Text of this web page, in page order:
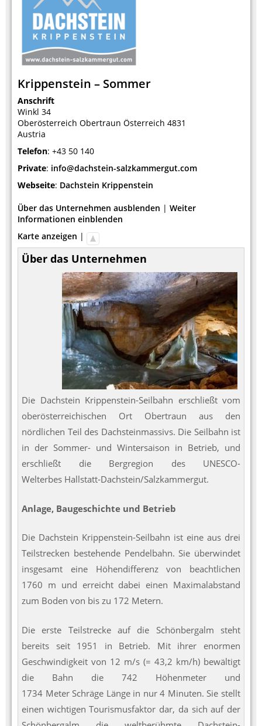
Krippenstein – Sommer
Anschrift
Winkl 34
Oberösterreich Obertraun Österreich 4831
Austria
Telefon: +43 50 140
Private: info@dachstein-salzkammergut.com
Webseite: Dachstein Krippenstein
Über das Unternehmen ausblenden | Weiter
Informationen einblenden
Karte anzeigen |
Über das Unternehmen
Die Dachstein Krippenstein-Seilbahn erschließt vom
oberösterreichischen Ort Obertraun aus den
nördlichen Teil des Dachsteinmassivs. Die Seilbahn ist
in der Sommer- und Wintersaison in Betrieb, und
erschließt die Bergregion des UNESCO-
Welterbes Hallstatt-Dachstein/Salzkammergut.
Anlage, Baugeschichte und Betrieb
Die Dachstein Krippenstein-Seilbahn ist eine aus drei
Teilstrecken bestehende Pendelbahn. Sie überwindet
insgesamt eine Höhendifferenz von beachtlichen
1760 m und erreicht dabei einen Maximalabstand
zum Boden von bis zu 172 Metern.
Die erste Teilstrecke auf die Schönbergalm steht
bereits seit 1951 in Betrieb. Mit ihrer enormen
Geschwindigkeit von 12 m/s (= 43,2 km/h) bewältigt
die Bahn die 742 Höhenmeter und
1734 Meter Schräge Länge in nur 4 Minuten. Sie stellt
einen wichtigen Tourismusfaktor dar, da sich auf der